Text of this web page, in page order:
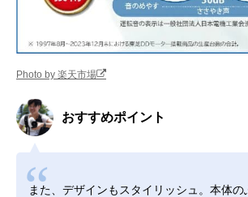
Photo by 楽天市場
おすすめポイント
また、デザインもスタイリッシュ。本体の